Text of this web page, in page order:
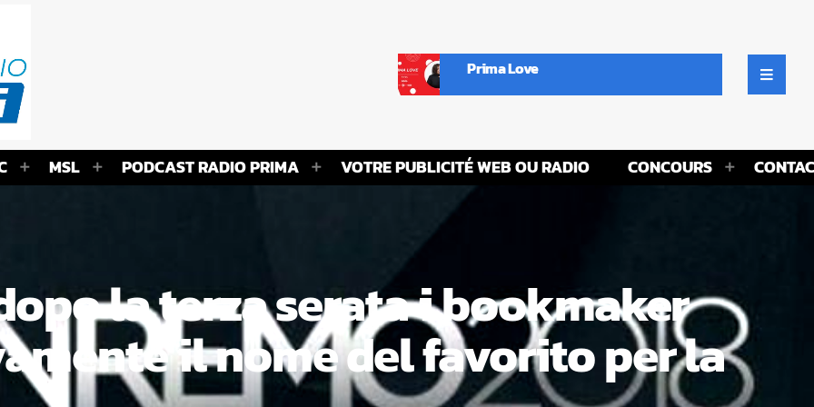
Prima Love
MSL PODCAST RADIO PRIMA VOTRE PUBLICITÉ WEB OU RADIO CONCOURS
la terza serata i bookmaker
il nome del favorito per la